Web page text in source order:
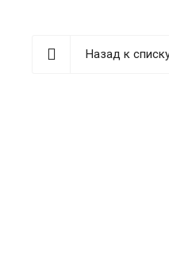
Назад к